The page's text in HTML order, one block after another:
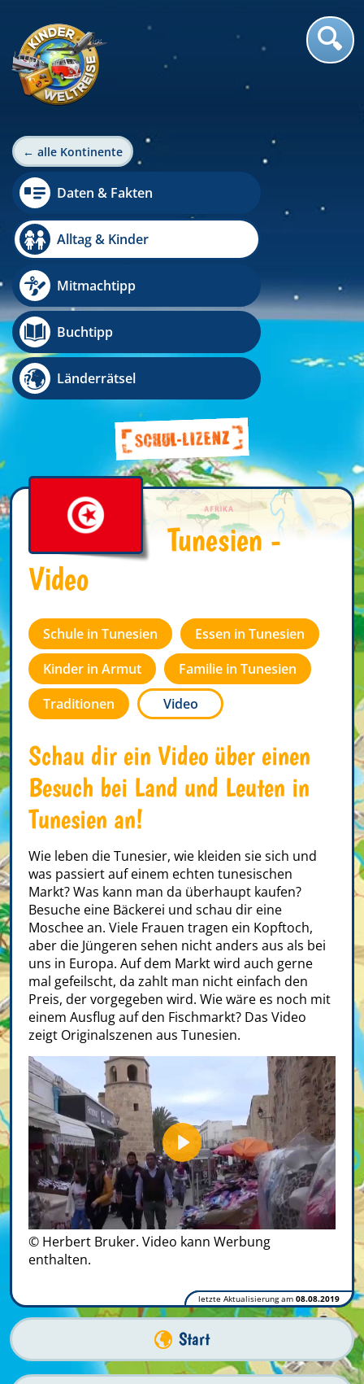
← alle Kontinente
Daten & Fakten
Alltag & Kinder
Mitmachtipp
Buchtipp
Länderrätsel
Tunesien -
Video
Schule in Tunesien
Essen in Tunesien
Kinder in Armut
Familie in Tunesien
Traditionen
Video
Schau dir ein Video über einen
Besuch bei Land und Leuten in
Tunesien an!
Wie leben die Tunesier, wie kleiden sie sich und
was passiert auf einem echten tunesischen
Markt? Was kann man da überhaupt kaufen?
Besuche eine Bäckerei und schau dir eine
Moschee an. Viele Frauen tragen ein Kopftoch,
aber die Jüngeren sehen nicht anders aus als bei
uns in Europa. Auf dem Markt wird auch gerne
mal gefeilscht, da zahlt man nicht einfach den
Preis, der vorgegeben wird. Wie wäre es noch mit
einem Ausflug auf den Fischmarkt? Das Video
zeigt Originalszenen aus Tunesien.
Play
© Herbert Bruker. Video kann Werbung
enthalten.
letzte Aktualisierung am 08.08.2019
Start